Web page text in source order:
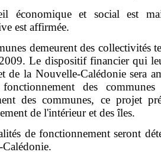
économique et social est
est affirmée.
demeurent des collectivités
Le dispositif financier qui
de la Nouvelle-Calédonie sera
des
des communes, ce projet
de l'intérieur et des îles.
de fonctionnement seront